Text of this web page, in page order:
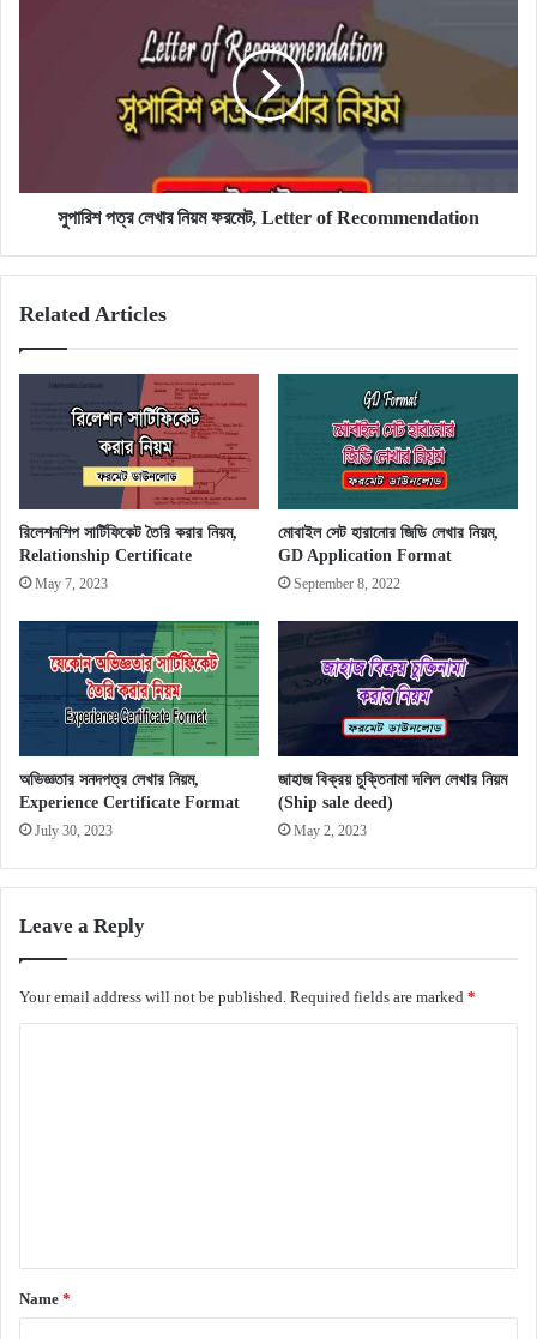
সুপারিশ পত্র লেখার নিয়ম ফরমেট, Letter of Recommendation
Related Articles
রিলেশনশিপ সার্টিফিকেট তৈরি করার নিয়ম,
Relationship Certificate
May 7, 2023
মোবাইল সেট হারানোর জিডি লেখার নিয়ম,
GD Application Format
September 8, 2022
অভিজ্ঞতার সনদপত্র লেখার নিয়ম,
Experience Certificate Format
July 30, 2023
জাহাজ বিক্রয় চুক্তিনামা দলিল লেখার নিয়ম
(Ship sale deed)
May 2, 2023
Leave a Reply
Your email address will not be published. Required fields are marked *
*
Name *